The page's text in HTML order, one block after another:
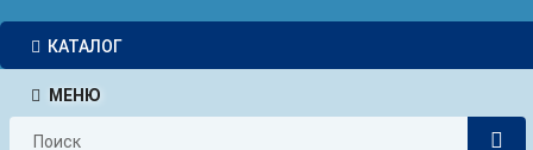
КАТАЛОГ
МЕНЮ